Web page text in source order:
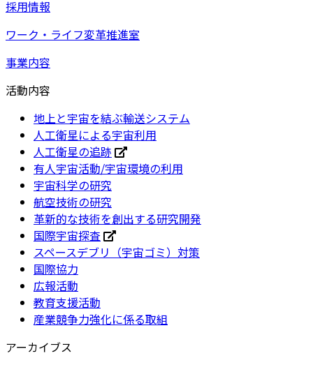
採用情報
ワーク・ライフ変革推進室
事業内容
活動内容
地上と宇宙を結ぶ輸送システム
人工衛星による宇宙利用
人工衛星の追跡
有人宇宙活動/宇宙環境の利用
宇宙科学の研究
航空技術の研究
革新的な技術を創出する研究開発
国際宇宙探査
スペースデブリ（宇宙ゴミ）対策
国際協力
広報活動
教育支援活動
産業競争力強化に係る取組
アーカイブス